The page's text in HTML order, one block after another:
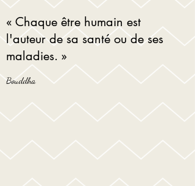
« Chaque être humain est
l'auteur de sa santé ou de ses
maladies. »
Bouddha